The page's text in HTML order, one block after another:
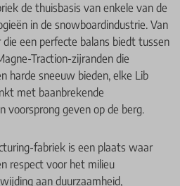
de thuisbasis van enkele van de
in de snowboardindustrie. Van
een perfecte balans biedt tussen
Traction-zijranden die
harde sneeuw bieden, elke Lib
met baanbrekende
voorsprong geven op de berg.
fabriek is een plaats waar
respect voor het milieu
aan duurzaamheid,